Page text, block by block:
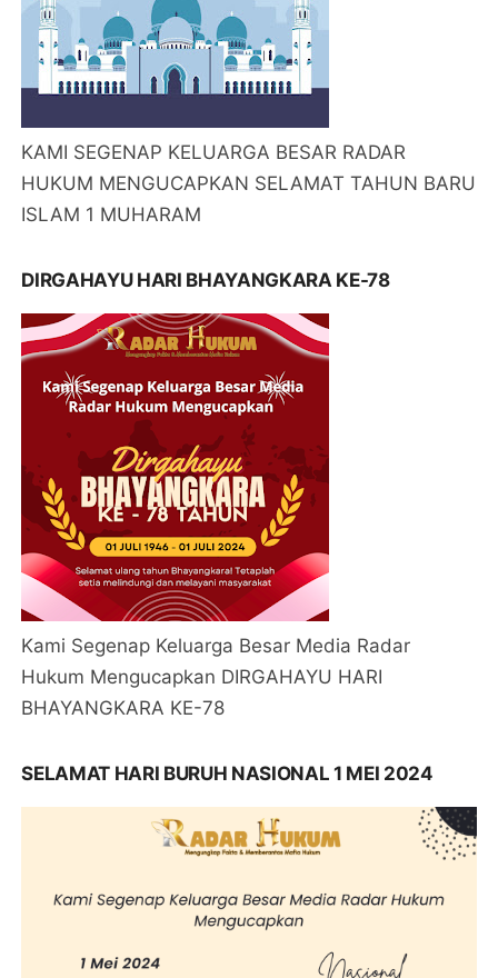
KAMI SEGENAP KELUARGA BESAR RADAR
HUKUM MENGUCAPKAN SELAMAT TAHUN BARU
ISLAM 1 MUHARAM
DIRGAHAYU HARI BHAYANGKARA KE-78
Kami Segenap Keluarga Besar Media Radar
Hukum Mengucapkan DIRGAHAYU HARI
BHAYANGKARA KE-78
SELAMAT HARI BURUH NASIONAL 1 MEI 2024